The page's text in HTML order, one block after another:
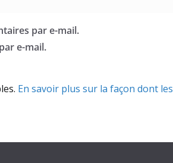
par e-mail.
e-mail.
En savoir plus sur la façon dont